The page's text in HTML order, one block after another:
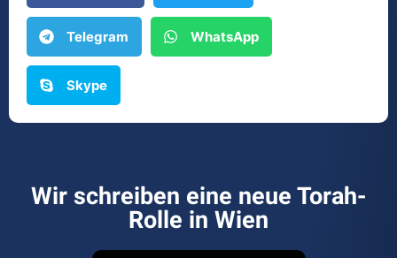
Telegram WhatsApp
Skype
Wir schreiben eine neue Torah-
Rolle in Wien